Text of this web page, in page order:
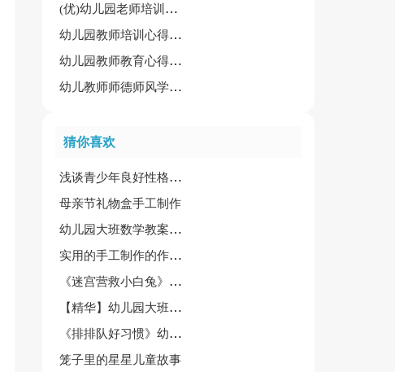
(优)幼儿园老师培训心得体会15篇
幼儿园教师培训心得体会模板
幼儿园教师教育心得【精品】
幼儿教师师德师风学习心得体会(汇总2篇)
猜你喜欢
浅谈青少年良好性格的培养
母亲节礼物盒手工制作
幼儿园大班数学教案集锦14篇
实用的手工制作的作文三篇
《迷宫营救小白兔》幼儿园中班游戏教案
【精华】幼儿园大班教案模板汇总5篇
《排排队好习惯》幼儿园中班上学期社会教案
笼子里的星星儿童故事